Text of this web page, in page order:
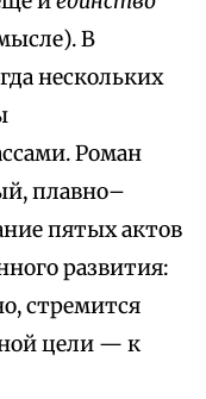
В
нескольких
Роман
плавно–
пятых актов
развития:
стремится
цели — к